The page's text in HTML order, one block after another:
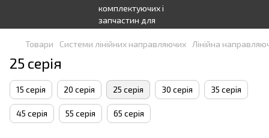
Товари Системи лінійних направляючих Лінійна
25 серія
15 серія 20 серія 25 серія 30 серія 35 серія
45 серія 55 серія 65 серія